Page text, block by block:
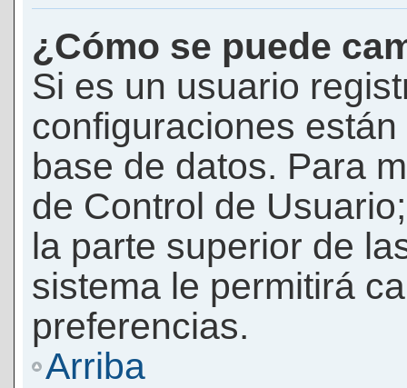
¿Cómo se puede
Si es un usuario
configuraciones
base de datos. Para
de Control de
la parte superior de
sistema le permitirá
preferencias.
Arriba